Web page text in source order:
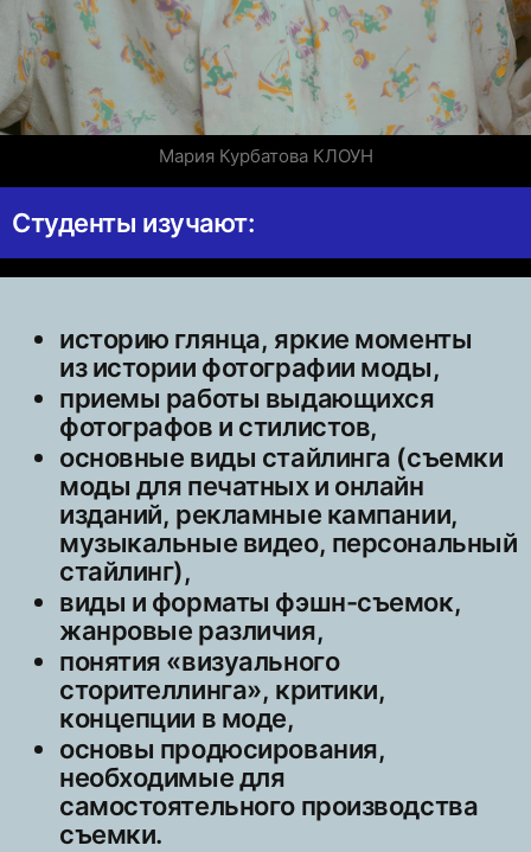
Мария Курбатова КЛОУН
Студенты изучают:
историю глянца, яркие моменты
из истории фотографии моды,
приемы работы выдающихся
фотографов и стилистов,
основные виды стайлинга (съемки
моды для печатных и онлайн
изданий, рекламные кампании,
музыкальные видео, персональный
стайлинг),
виды и форматы фэшн-съемок,
жанровые различия,
понятия «визуального
сторителлинга», критики,
концепции в моде,
основы продюсирования,
необходимые для
самостоятельного производства
съемки.